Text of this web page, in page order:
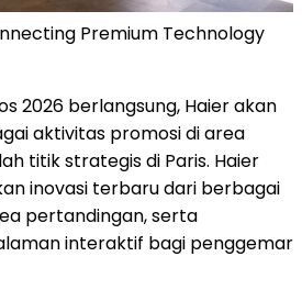
Premium Technology
2026 berlangsung, Haier akan
aktivitas promosi di area
titik strategis di Paris. Haier
inovasi terbaru dari berbagai
pertandingan, serta
interaktif bagi penggemar